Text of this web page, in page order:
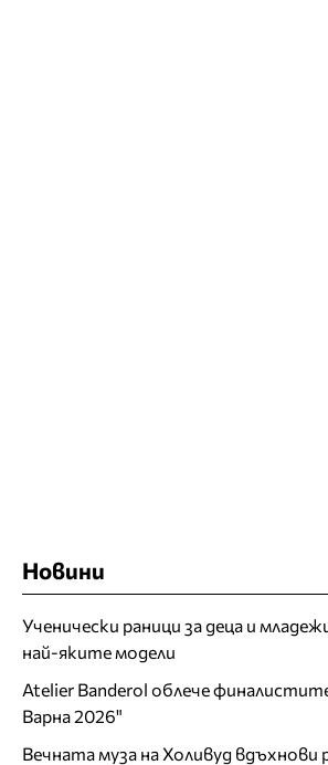
Новини
Ученически раници за деца и
най-яките модели
Atelier Banderol облече
Варна 2026"
Вечната муза на Холивуд вдъхнови